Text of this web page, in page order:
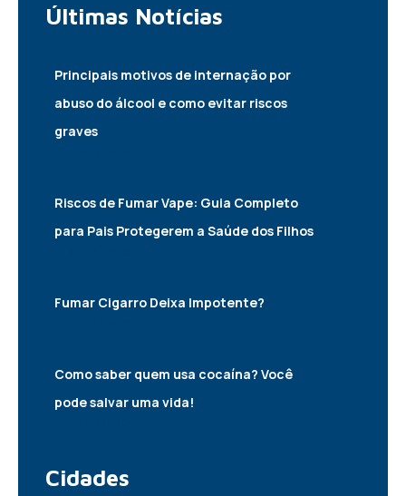
Últimas Notícias
Principais motivos de internação por
abuso do álcool e como evitar riscos
graves
Riscos de Fumar Vape: Guia Completo
para Pais Protegerem a Saúde dos Filhos
Fumar Cigarro Deixa Impotente?
Como saber quem usa cocaína? Você
pode salvar uma vida!
Cidades